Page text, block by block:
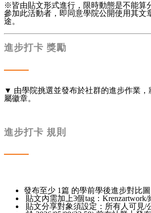
※皆由貼文形式進行，限時動態是不能算
參加此活動者，即同意學院公開使用其文
途。
進步打卡 獎勵
▼ 由學院挑選並發布於社群的進步作業，
屬徽章。
進步打卡 規則
發布至少 1篇 的學前學後進步對比圖
貼文內需加上3個tag：Krenzartwork/
貼文分享對象須設定：所有人可見/